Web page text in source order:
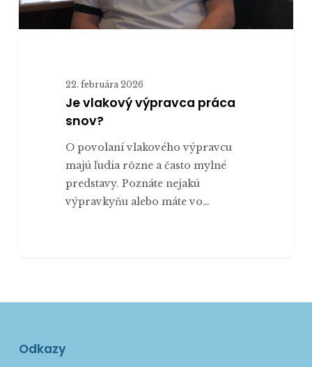
22. februára 2026
Je vlakový výpravca práca
snov?
O povolaní vlakového výpravcu
majú ľudia rôzne a často mylné
predstavy. Poznáte nejakú
výpravkyňu alebo máte vo…
Odkazy